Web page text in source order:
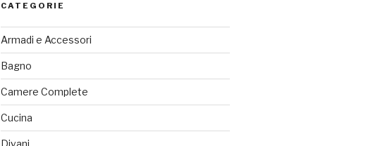
CATEGORIE
Armadi e Accessori
Bagno
Camere Complete
Cucina